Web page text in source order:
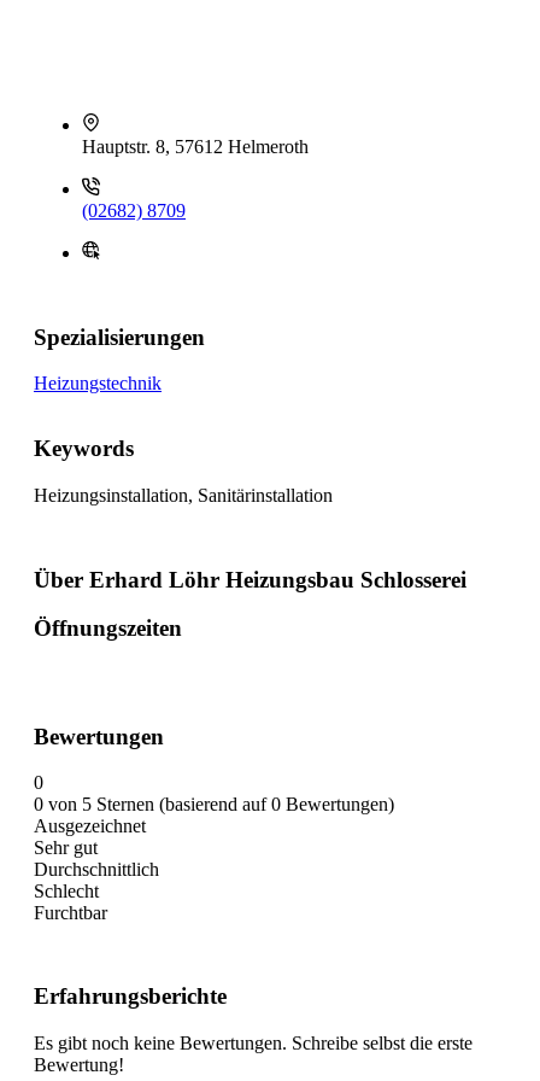
Hauptstr. 8, 57612 Helmeroth
(02682) 8709
Spezialisierungen
Heizungstechnik
Keywords
Heizungsinstallation, Sanitärinstallation
Über Erhard Löhr Heizungsbau Schlosserei
Öffnungszeiten
Bewertungen
0
0 von 5 Sternen (basierend auf 0 Bewertungen)
Ausgezeichnet
Sehr gut
Durchschnittlich
Schlecht
Furchtbar
Erfahrungsberichte
Es gibt noch keine Bewertungen. Schreibe selbst die erste
Bewertung!